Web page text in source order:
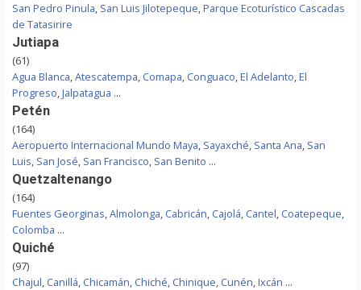
San Pedro Pinula, San Luis Jilotepeque,Parque Ecoturístico Cascadas
de Tatasirire
Jutiapa
(61)
Agua Blanca,Atescatempa, Comapa, Conguaco,El Adelanto,El
Progreso,Jalpatagua ...
Petén
(164)
Aeropuerto Internacional Mundo Maya, Sayaxché, Santa Ana, San
Luis, San José, San Francisco, San Benito ...
Quetzaltenango
(164)
Fuentes Georginas,Almolonga, Cabricán, Cajolá, Cantel, Coatepeque,
Colomba ...
Quiché
(97)
Chajul, Canillá, Chicamán, Chiché, Chinique, Cunén,Ixcán ...